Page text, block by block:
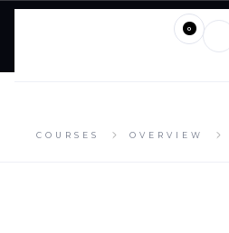
0
COURSES OVERVIEW